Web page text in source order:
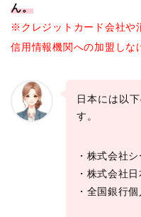
ん。
※クレジットカード会社や
信用情報機関への加盟しな
日本には以
す。
・株式会社
・株式会社
・全国銀行